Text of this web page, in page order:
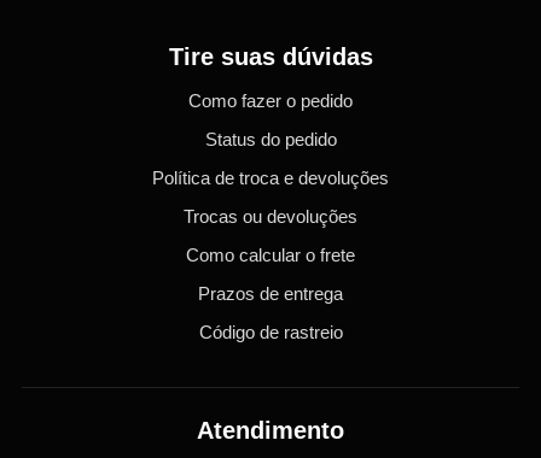
Tire suas dúvidas
Como fazer o pedido
Status do pedido
Política de troca e devoluções
Trocas ou devoluções
Como calcular o frete
Prazos de entrega
Código de rastreio
Atendimento